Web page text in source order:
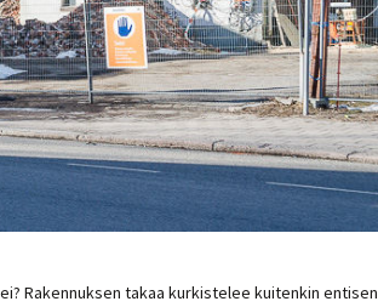
Rakennuksen takaa kurkistelee kuitenkin entisen